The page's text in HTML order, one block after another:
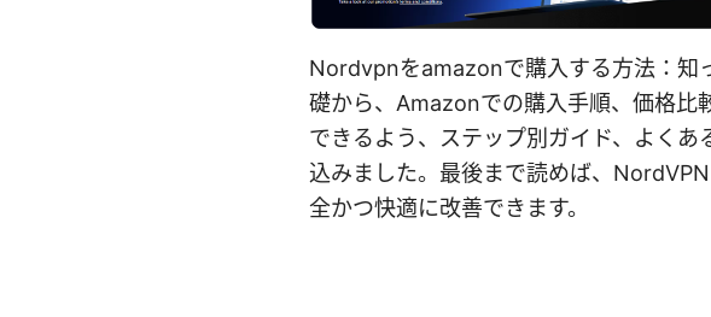
Nordvpnをamazonで購入する方法：知
礎から、Amazonでの購入手順、価格比
できるよう、ステップ別ガイド、よく
込みました。最後まで読めば、
全かつ快適に改善できます。